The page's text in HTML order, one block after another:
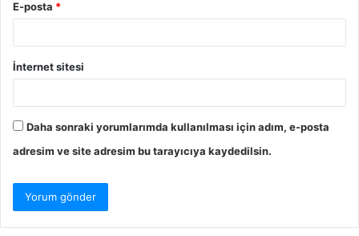
E-posta *
İnternet sitesi
Daha sonraki yorumlarımda kullanılması için adım, e-posta
adresim ve site adresim bu tarayıcıya kaydedilsin.